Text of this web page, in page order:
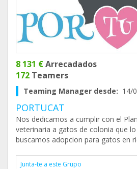
8 131 €Arrecadados
172 Teamers
Teaming Manager desde: 14/
PORTUCAT
Nos dedicamos a cumplir con el
veterinaria a gatos de colonia que
buscamos adopcion para gatos en
Junta-te a este Grupo